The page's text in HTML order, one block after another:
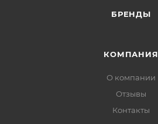
БРЕНДЫ
КОМПАНИЯ
О компании
Отзывы
Контакты